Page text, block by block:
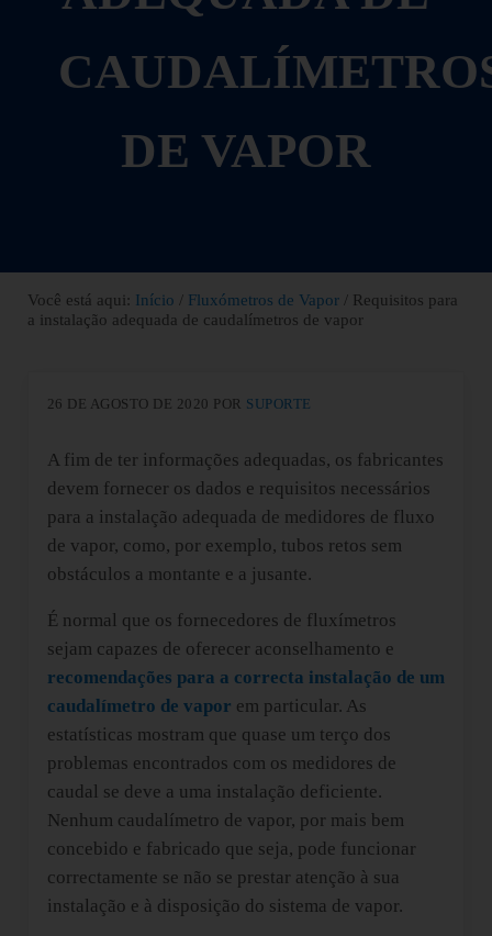
DE VAPOR
Você está aqui: Início / Fluxómetros de Vapor / Requisitos para
a instalação adequada de caudalímetros de vapor
26 DE AGOSTO DE 2020 POR SUPORTE
A fim de ter informações adequadas, os fabricantes
devem fornecer os dados e requisitos necessários
para a instalação adequada de medidores de fluxo
de vapor, como, por exemplo, tubos retos sem
obstáculos a montante e a jusante.
É normal que os fornecedores de fluxímetros
sejam capazes de oferecer aconselhamento e
recomendações para a correcta instalação de um
caudalímetro de vapor em particular. As
estatísticas mostram que quase um terço dos
problemas encontrados com os medidores de
caudal se deve a uma instalação deficiente.
Nenhum caudalímetro de vapor, por mais bem
concebido e fabricado que seja, pode funcionar
correctamente se não se prestar atenção à sua
instalação e à disposição do sistema de vapor.